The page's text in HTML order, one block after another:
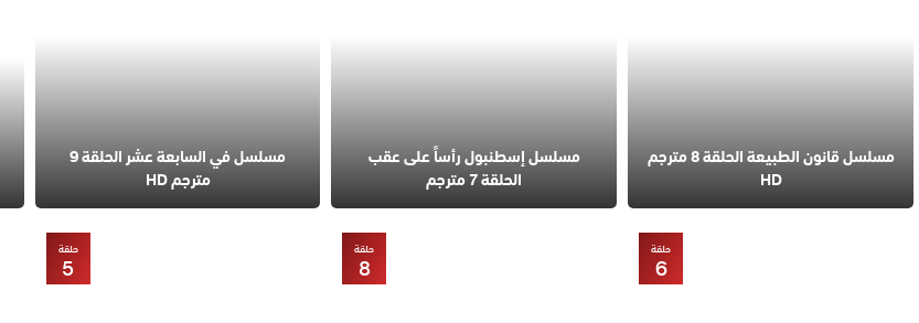
مسلسل قانون الطبيعة الحلقة 8 مترجم
HD
مسلسل إسطنبول رأساً على عقب
الحلقة 7 مترجم
مسلسل في السابعة عشر الحلقة 9
مترجم HD
حلقة
6
حلقة
8
حلقة
5